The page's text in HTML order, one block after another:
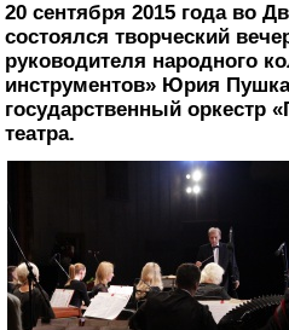
20 сентября 2015 года во
состоялся творческий
руководителя народного
инструментов» Юрия
государственный оркестр
театра.